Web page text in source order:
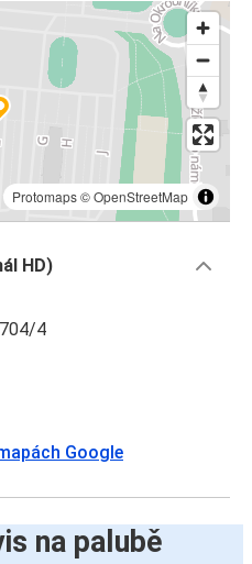
Protomaps©OpenStreetMap
HD)
4
Google
na palubě